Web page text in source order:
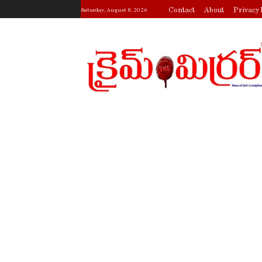
Saturday, August 8, 2026 Contact About Privacy